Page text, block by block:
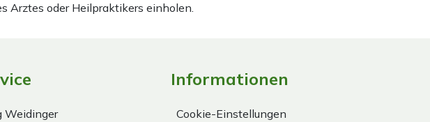
Arztes oder Heilpraktikers einholen.
Weidinger
Informationen
Cookie-Einstellungen